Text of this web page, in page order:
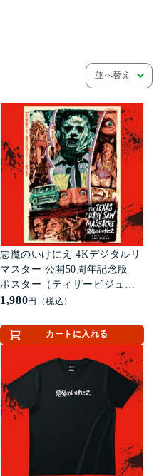
並べ替え
悪魔のいけにえ 4Kデジタルリ
マスター 公開50周年記念版
ポスター（ティザービジュア
ル）
1,980円（税込）
カートに入れる